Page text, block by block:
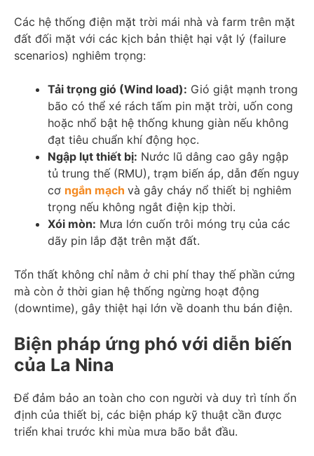
Các hệ thống điện mặt trời mái nhà và farm trên mặt
đất đối mặt với các kịch bản thiệt hại vật lý (failure
scenarios) nghiêm trọng:
Tải trọng gió (Wind load): Gió giật mạnh trong
bão có thể xé rách tấm pin mặt trời, uốn cong
hoặc nhổ bật hệ thống khung giàn nếu không
đạt tiêu chuẩn khí động học.
Ngập lụt thiết bị: Nước lũ dâng cao gây ngập
tủ trung thế (RMU), trạm biến áp, dẫn đến nguy
cơ ngắn mạch và gây cháy nổ thiết bị nghiêm
trọng nếu không ngắt điện kịp thời.
Xói mòn: Mưa lớn cuốn trôi móng trụ của các
dãy pin lắp đặt trên mặt đất.
Tổn thất không chỉ nằm ở chi phí thay thế phần cứng
mà còn ở thời gian hệ thống ngừng hoạt động
(downtime), gây thiệt hại lớn về doanh thu bán điện.
Biện pháp ứng phó với diễn biến
của La Nina
Để đảm bảo an toàn cho con người và duy trì tính ổn
định của thiết bị, các biện pháp kỹ thuật cần được
triển khai trước khi mùa mưa bão bắt đầu.